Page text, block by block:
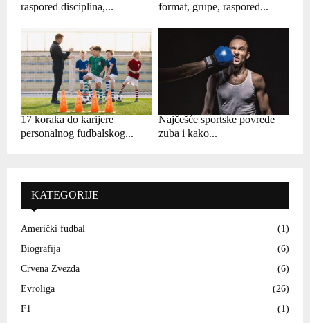
raspored disciplina,...
format, grupe, raspored...
17 koraka do karijere
personalnog fudbalskog...
Najčešće sportske povrede
zuba i kako...
KATEGORIJE
Američki fudbal
(1)
Biografija
(6)
Crvena Zvezda
(6)
Evroliga
(26)
F1
(1)